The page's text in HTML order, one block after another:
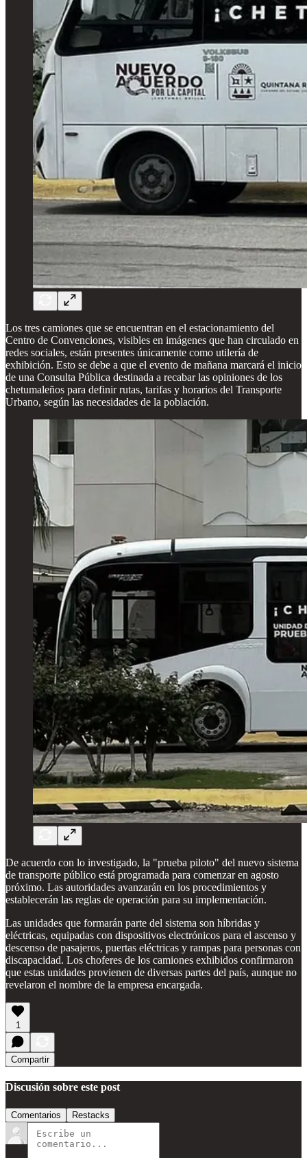
Los tres camiones que se encuentran en el estacionamiento del
Centro de Convenciones, visibles en imágenes que han circulado en
redes sociales, están presentes únicamente como utilería de
exhibición. Esto se debe a que el evento de mañana marcará el inicio
de una Consulta Pública destinada a recabar las opiniones de los
chetumaleños para definir rutas, tarifas y horarios del Transporte
Urbano, según las necesidades de la población.
De acuerdo con lo investigado, la "prueba piloto" del nuevo sistema
de transporte público está programada para comenzar en agosto
próximo. Las autoridades avanzarán en los procedimientos y
establecerán las reglas de operación para su implementación.
Las unidades que formarán parte del sistema son híbridas y
eléctricas, equipadas con dispositivos electrónicos para el ascenso y
descenso de pasajeros, puertas eléctricas y rampas para personas con
discapacidad. Los choferes de los camiones exhibidos confirmaron
que estas unidades provienen de diversas partes del país, aunque no
revelaron el nombre de la empresa encargada.
1
Compartir
Discusión sobre este post
Comentarios Restacks